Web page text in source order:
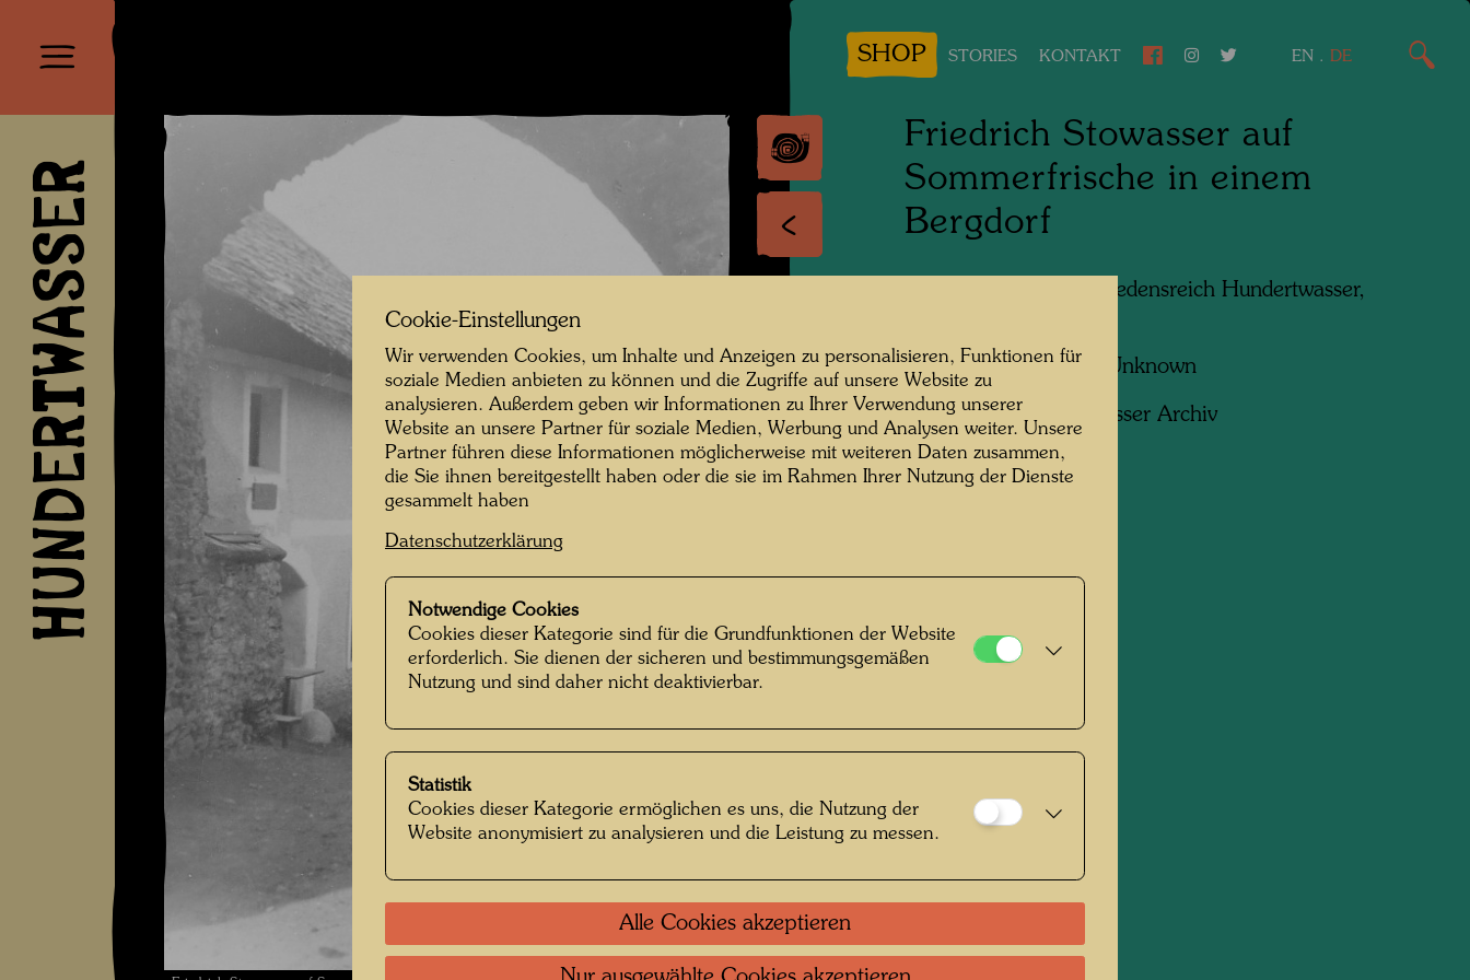
HUNDERTWASSER
SHOP STORIES KONTAKT EN . DE
Friedrich Stowasser auf
Sommerfrische in einem
Bergdorf
Friedensreich Hundertwasser,
Fotograf:Unbekannt Unknown
Copyright:Hundertwasser Archiv
Cookie-Einstellungen
Wir verwenden Cookies, um Inhalte und Anzeigen zu personalisieren, Funktionen für
soziale Medien anbieten zu können und die Zugriffe auf unsere Website zu
analysieren. Außerdem geben wir Informationen zu Ihrer Verwendung unserer
Website an unsere Partner für soziale Medien, Werbung und Analysen weiter. Unsere
Partner führen diese Informationen möglicherweise mit weiteren Daten zusammen,
die Sie ihnen bereitgestellt haben oder die sie im Rahmen Ihrer Nutzung der Dienste
gesammelt haben
Datenschutzerklärung
Notwendige Cookies
Cookies dieser Kategorie sind für die Grundfunktionen der Website
erforderlich. Sie dienen der sicheren und bestimmungsgemäßen
Nutzung und sind daher nicht deaktivierbar.
Statistik
Cookies dieser Kategorie ermöglichen es uns, die Nutzung der
Website anonymisiert zu analysieren und die Leistung zu messen.
Alle Cookies akzeptieren